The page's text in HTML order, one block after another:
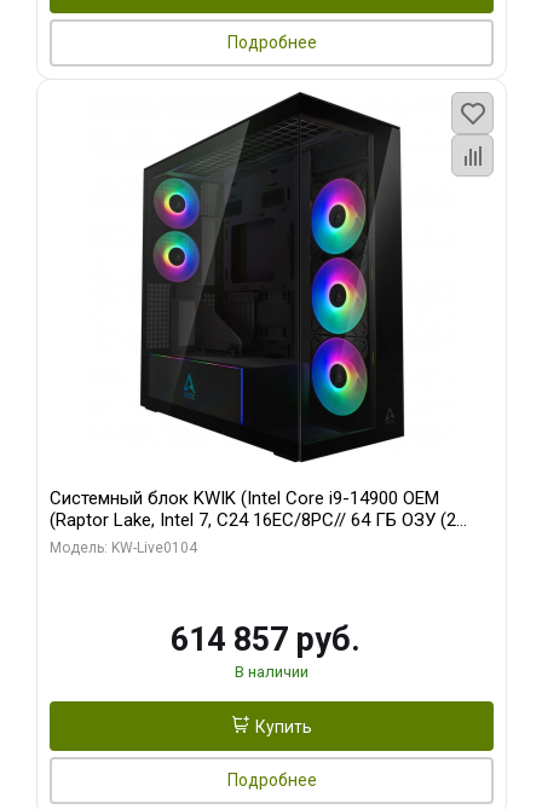
Подробнее
Системный блок KWIK (Intel Core i9-14900 OEM
(Raptor Lake, Intel 7, C24 16EC/8PC// 64 ГБ ОЗУ (2
модуля)/ Afox RTX4090 24GB GDDR6X 384-Bit 3xDP
Модель: KW-Live0104
614 857 руб.
В наличии
Купить
Подробнее